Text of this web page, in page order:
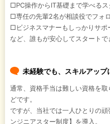
□PC操作からIT基礎まで学べるス
□専任の先輩2名が相談役でフォ
□ビジネスマナーもしっかりサポ
など、誰もが安心してスタートで
未経験でも、スキルアップ
通常、資格手当は難しい資格を
どです。
ですが、当社では一人ひとりの
ンジニアスター制度】を導入。